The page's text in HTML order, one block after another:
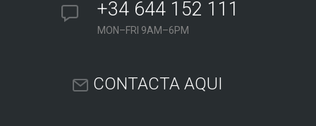
+34 644 152 111
MON–FRI 9AM–6PM
CONTACTA AQUI